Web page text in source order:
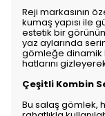
Reji markasının
kumaş yapısı ile
estetik bir
yaz aylarında
gömleğe dinamik
hatlarını
Çeşitli Kombin
Bu salaş gömlek,